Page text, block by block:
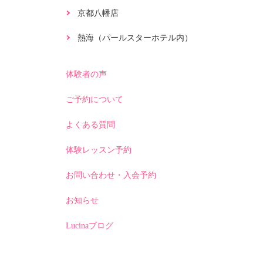
京都八幡店
熱海（パールスターホテル内）
体験者の声
ご予約について
よくある質問
体験レッスン予約
お問い合わせ・入会予約
お知らせ
Lucinaブログ